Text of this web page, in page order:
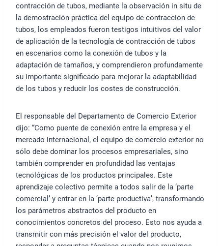
contracción de tubos, mediante la observación in situ de
la demostración práctica del equipo de contracción de
tubos, los empleados fueron testigos intuitivos del valor
de aplicación de la tecnología de contracción de tubos
en escenarios como la conexión de tubos y la
adaptación de tamaños, y comprendieron profundamente
su importante significado para mejorar la adaptabilidad
de los tubos y reducir los costes de construcción.
El responsable del Departamento de Comercio Exterior
dijo: “Como puente de conexión entre la empresa y el
mercado internacional, el equipo de comercio exterior no
sólo debe dominar los procesos empresariales, sino
también comprender en profundidad las ventajas
tecnológicas de los productos principales. Este
aprendizaje colectivo permite a todos salir de la ‘parte
comercial’ y entrar en la ‘parte productiva’, transformando
los parámetros abstractos del producto en
conocimientos concretos del proceso. Esto nos ayuda a
transmitir con más precisión el valor del producto,